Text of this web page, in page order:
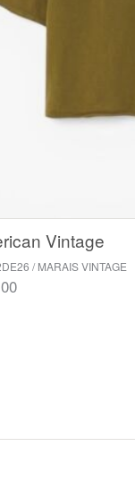
Vintage
/ MARAIS VINTAGE